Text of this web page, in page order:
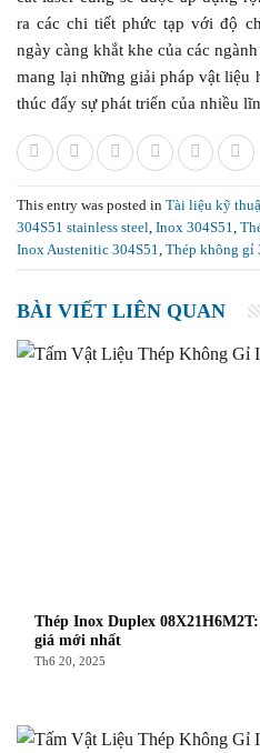
ra các chi tiết phức tạp với độ
ngày càng khắt khe của các
mang lại những giải pháp vật liệu
thúc đẩy sự phát triển của nhiều
This entry was posted in Tài liệu kỹ
304S51 stainless steel Inox 304S51
Inox Austenitic 304S51
Thép không gỉ
BÀI VIẾT LIÊN QUAN
Thép Inox Duplex
giá mới nhất
Th6 20, 2025